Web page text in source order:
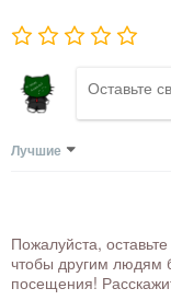
Лучшие
Пожалуйста,
чтобы другим людям
посещения!